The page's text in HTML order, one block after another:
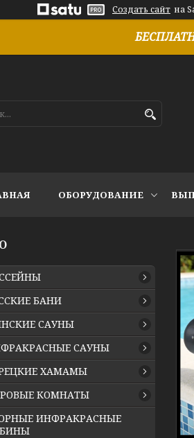
Создать сайт на
ОБОРУДОВАНИЕ
БАНИ
САУНЫ
САУНЫ
ХАМАМЫ
КОМНАТЫ
ИНФРАКРАСНЫЕ